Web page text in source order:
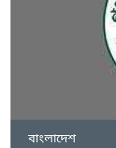
বাংলাদেশ